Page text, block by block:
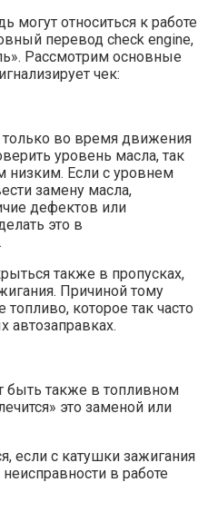
могут относиться к работе
перевод cheсk engine,
Рассмотрим основные
чек:
только во время движения
уровень масла, так
Если с уровнем
замену масла,
дефектов или
это в
также в пропусках,
Причиной тому
которое так часто
автозаправках.
быть также в топливном
это заменой или
если с катушки зажигания
в работе